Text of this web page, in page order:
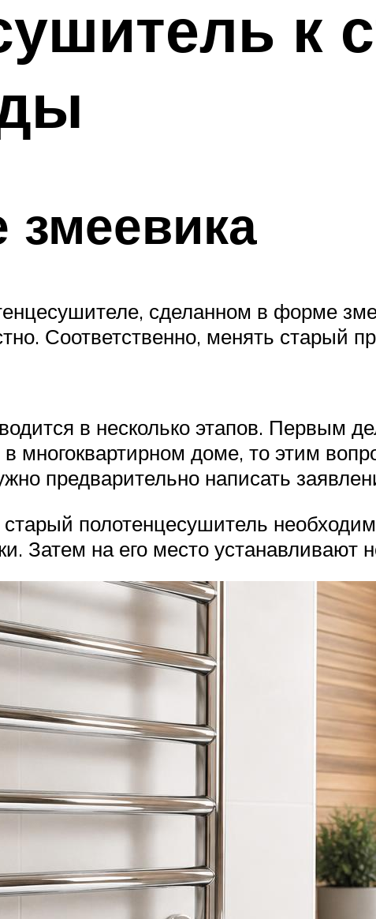
к
сделанном в форме
Соответственно, менять
в несколько этапов. Первым
многоквартирном доме, то этим
предварительно написать
старый полотенцесушитель
Затем на его место устанавливают